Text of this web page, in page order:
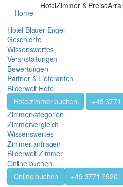
Home
HotelZimmer & Preise
Hotel Blauer Engel
Geschichte
Wissenswertes
Veranstaltungen
Bewertungen
Partner & Lieferanten
Bilderwelt Hotel
Hotelzimmer buchen
+49 3771
Zimmerkategorien
Zimmervergleich
Wissenswertes
Zimmer anfragen
Bilderwelt Zimmer
Online buchen
Online buchen
+49 3771 5920